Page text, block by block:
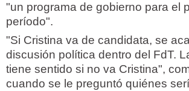
"un programa de gobierno para el
período".
"Si Cristina va de candidata, se
discusión política dentro del FdT.
tiene sentido si no va Cristina",
cuando se le preguntó quiénes